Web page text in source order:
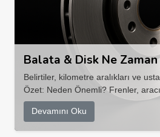
Balata & Disk Ne
Belirtiler, kilometre aralıkları ve
Özet: Neden Önemli? Frenler,
Devamını Oku